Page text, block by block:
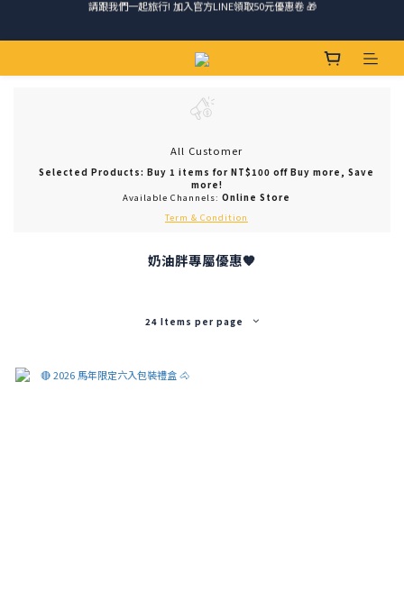
馬踏祥雲添瑞氣，金馬報喜送吉祥 🐎 滿 888 冷凍免運費
請跟我們一起旅行! 加入官方LINE領取50元優惠卷 🎁
All Customer
Selected Products: Buy 1 items for NT$100 off Buy more, Save
more!
Available Channels: Online Store
Term & Condition
奶油胖專屬優惠🧡
24 Items per page